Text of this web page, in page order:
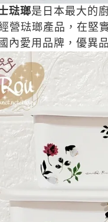
琺瑯是日本最大的
營琺瑯產品，在堅
內愛用品牌，優異